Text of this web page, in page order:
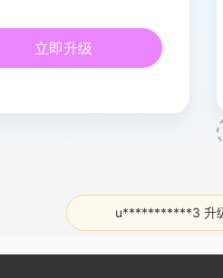
立即升级
u***********3 升